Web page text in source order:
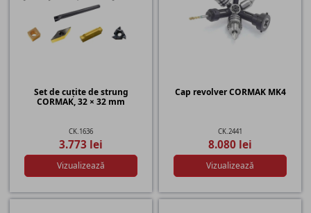
Set de cuțite de strung
CORMAK, 32 × 32 mm
CK.1636
3.773 lei
Vizualizează
Cap revolver CORMAK MK4
CK.2441
8.080 lei
Vizualizează